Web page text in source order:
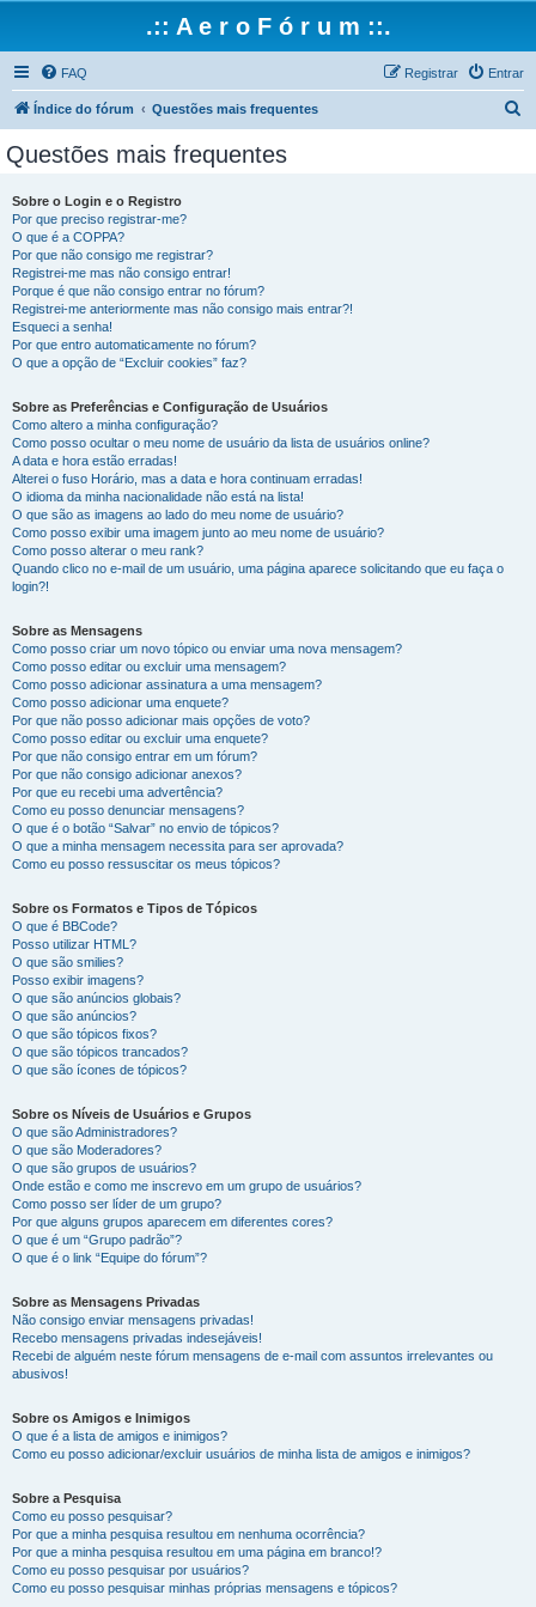
.:: A e r o F ó r u m ::.
FAQ Entrar
Registrar
Índice do fórum Questões mais frequentes
Questões mais frequentes
Sobre o Login e o Registro
Por que preciso registrar-me?
O que é a COPPA?
Por que não consigo me registrar?
Registrei-me mas não consigo entrar!
Porque é que não consigo entrar no fórum?
Registrei-me anteriormente mas não consigo mais entrar?!
Esqueci a senha!
Por que entro automaticamente no fórum?
O que a opção de “Excluir cookies” faz?
Sobre as Preferências e Configuração de Usuários
Como altero a minha configuração?
Como posso ocultar o meu nome de usuário da lista de usuários online?
A data e hora estão erradas!
Alterei o fuso Horário, mas a data e hora continuam erradas!
O idioma da minha nacionalidade não está na lista!
O que são as imagens ao lado do meu nome de usuário?
Como posso exibir uma imagem junto ao meu nome de usuário?
Como posso alterar o meu rank?
Quando clico no e-mail de um usuário, uma página aparece solicitando que eu faça o
login?!
Sobre as Mensagens
Como posso criar um novo tópico ou enviar uma nova mensagem?
Como posso editar ou excluir uma mensagem?
Como posso adicionar assinatura a uma mensagem?
Como posso adicionar uma enquete?
Por que não posso adicionar mais opções de voto?
Como posso editar ou excluir uma enquete?
Por que não consigo entrar em um fórum?
Por que não consigo adicionar anexos?
Por que eu recebi uma advertência?
Como eu posso denunciar mensagens?
O que é o botão “Salvar” no envio de tópicos?
O que a minha mensagem necessita para ser aprovada?
Como eu posso ressuscitar os meus tópicos?
Sobre os Formatos e Tipos de Tópicos
O que é BBCode?
Posso utilizar HTML?
O que são smilies?
Posso exibir imagens?
O que são anúncios globais?
O que são anúncios?
O que são tópicos fixos?
O que são tópicos trancados?
O que são ícones de tópicos?
Sobre os Níveis de Usuários e Grupos
O que são Administradores?
O que são Moderadores?
O que são grupos de usuários?
Onde estão e como me inscrevo em um grupo de usuários?
Como posso ser líder de um grupo?
Por que alguns grupos aparecem em diferentes cores?
O que é um “Grupo padrão”?
O que é o link “Equipe do fórum”?
Sobre as Mensagens Privadas
Não consigo enviar mensagens privadas!
Recebo mensagens privadas indesejáveis!
Recebi de alguém neste fórum mensagens de e-mail com assuntos irrelevantes ou
abusivos!
Sobre os Amigos e Inimigos
O que é a lista de amigos e inimigos?
Como eu posso adicionar/excluir usuários de minha lista de amigos e inimigos?
Sobre a Pesquisa
Como eu posso pesquisar?
Por que a minha pesquisa resultou em nenhuma ocorrência?
Por que a minha pesquisa resultou em uma página em branco!?
Como eu posso pesquisar por usuários?
Como eu posso pesquisar minhas próprias mensagens e tópicos?